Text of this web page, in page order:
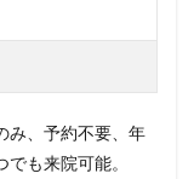
み、予約不要、年
も来院可能。